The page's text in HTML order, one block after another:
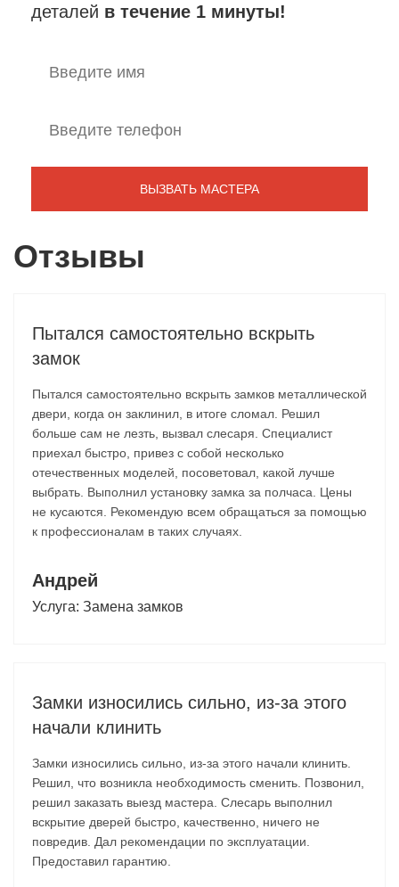
Отзывы
Пытался самостоятельно вскрыть
замок
Пытался самостоятельно вскрыть замков металлической
двери, когда он заклинил, в итоге сломал. Решил
больше сам не лезть, вызвал слесаря. Специалист
приехал быстро, привез с собой несколько
отечественных моделей, посоветовал, какой лучше
выбрать. Выполнил установку замка за полчаса. Цены
не кусаются. Рекомендую всем обращаться за помощью
к профессионалам в таких случаях.
Андрей
Услуга: Замена замков
Замки износились сильно, из-за этого
начали клинить
Замки износились сильно, из-за этого начали клинить.
Решил, что возникла необходимость сменить. Позвонил,
решил заказать выезд мастера. Слесарь выполнил
вскрытие дверей быстро, качественно, ничего не
повредив. Дал рекомендации по эксплуатации.
Предоставил гарантию.
деталей в течение 1 минуты!